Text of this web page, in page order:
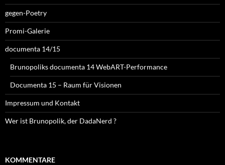
gegen-Poetry
Promi-Galerie
documenta 14/15
Brunopoliks documenta 14 WebART-Performance
Documenta 15 – Raum für Visionen
Impressum und Kontakt
Wer ist Brunopolik, der DadaNerd ?
KOMMENTARE